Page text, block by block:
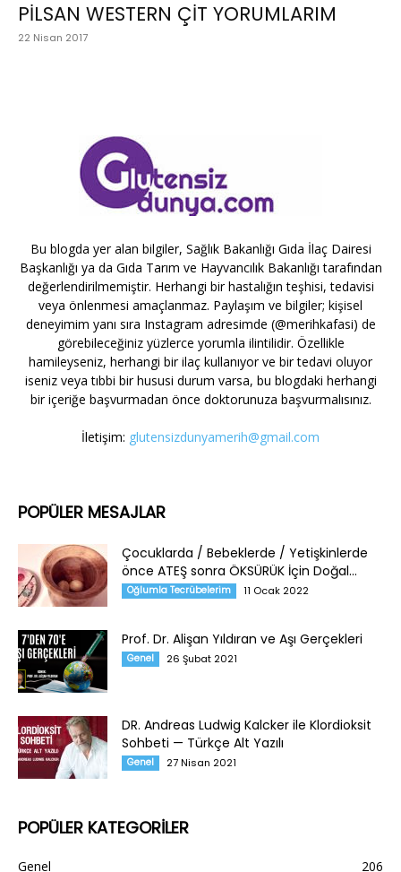
PİLSAN WESTERN ÇİT YORUMLARIM
22 Nisan 2017
Bu blogda yer alan bilgiler, Sağlık Bakanlığı Gıda İlaç Dairesi
Başkanlığı ya da Gıda Tarım ve Hayvancılık Bakanlığı tarafından
değerlendirilmemiştir. Herhangi bir hastalığın teşhisi, tedavisi
veya önlenmesi amaçlanmaz. Paylaşım ve bilgiler; kişisel
deneyimim yanı sıra Instagram adresimde (@merihkafasi) de
görebileceğiniz yüzlerce yorumla ilintilidir. Özellikle
hamileyseniz, herhangi bir ilaç kullanıyor ve bir tedavi oluyor
iseniz veya tıbbi bir hususi durum varsa, bu blogdaki herhangi
bir içeriğe başvurmadan önce doktorunuza başvurmalısınız.
İletişim: glutensizdunyamerih@gmail.com
POPÜLER MESAJLAR
Çocuklarda / Bebeklerde / Yetişkinlerde
önce ATEŞ sonra ÖKSÜRÜK İçin Doğal...
Oğlumla Tecrübelerim 11 Ocak 2022
Prof. Dr. Alişan Yıldıran ve Aşı Gerçekleri
Genel 26 Şubat 2021
DR. Andreas Ludwig Kalcker ile Klordioksit
Sohbeti — Türkçe Alt Yazılı
Genel 27 Nisan 2021
POPÜLER KATEGORİLER
Genel 206